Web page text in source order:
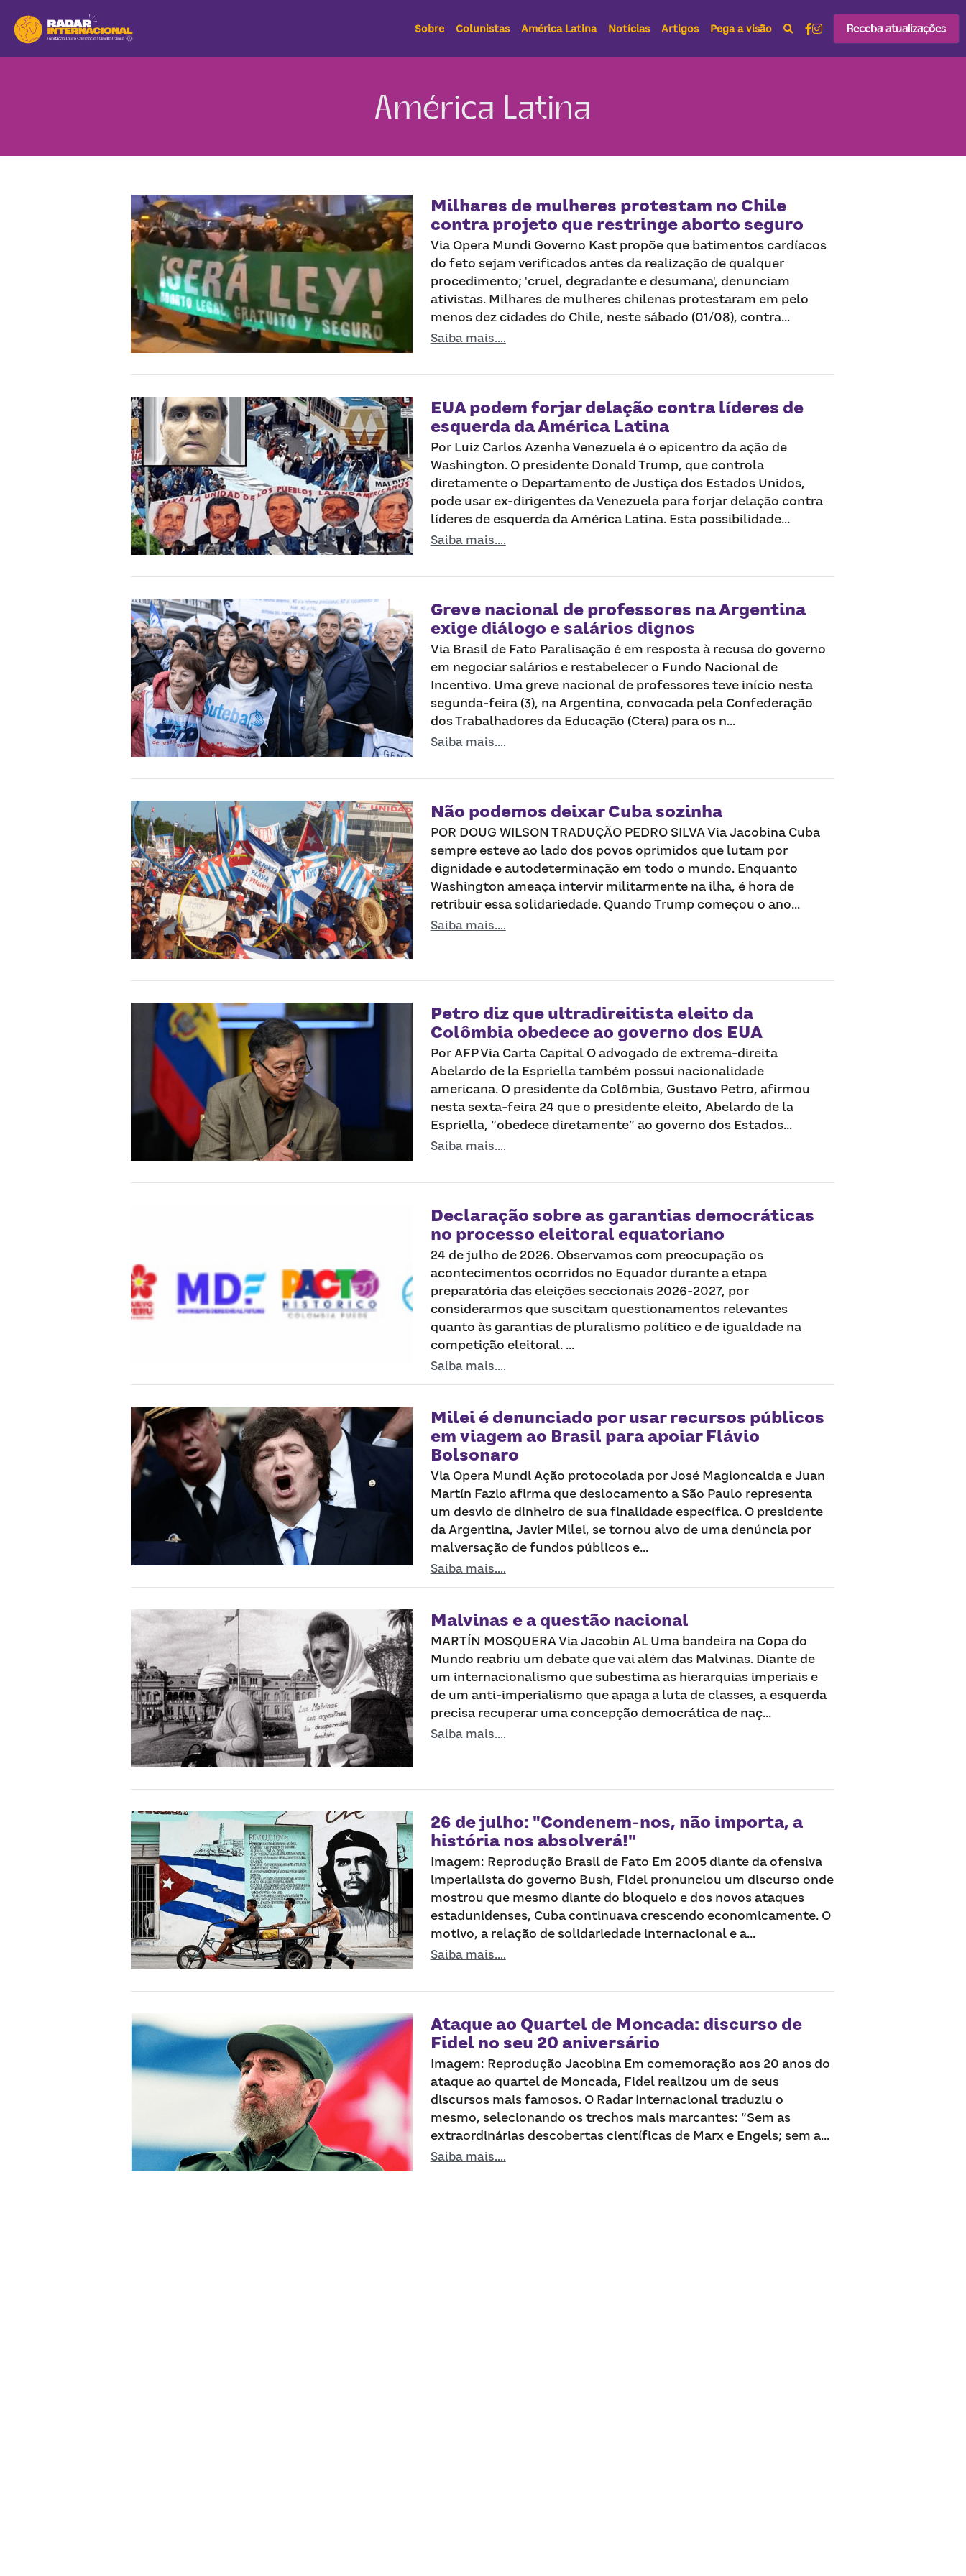
Sobre Colunistas América Latina Notícias Artigos Pega a visão Receba atualizações
América Latina
Milhares de mulheres protestam no Chile
contra projeto que restringe aborto seguro
Via Opera Mundi Governo Kast propõe que batimentos cardíacos
do feto sejam verificados antes da realização de qualquer
procedimento; 'cruel, degradante e desumana', denunciam
ativistas. Milhares de mulheres chilenas protestaram em pelo
menos dez cidades do Chile, neste sábado (01/08), contra...
Saiba mais....
EUA podem forjar delação contra líderes de
esquerda da América Latina
Por Luiz Carlos Azenha Venezuela é o epicentro da ação de
Washington. O presidente Donald Trump, que controla
diretamente o Departamento de Justiça dos Estados Unidos,
pode usar ex-dirigentes da Venezuela para forjar delação contra
líderes de esquerda da América Latina. Esta possibilidade...
Saiba mais....
Greve nacional de professores na Argentina
exige diálogo e salários dignos
Via Brasil de Fato Paralisação é em resposta à recusa do governo
em negociar salários e restabelecer o Fundo Nacional de
Incentivo. Uma greve nacional de professores teve início nesta
segunda-feira (3), na Argentina, convocada pela Confederação
dos Trabalhadores da Educação (Ctera) para os n...
Saiba mais....
Não podemos deixar Cuba sozinha
POR DOUG WILSON TRADUÇÃO PEDRO SILVA Via Jacobina Cuba
sempre esteve ao lado dos povos oprimidos que lutam por
dignidade e autodeterminação em todo o mundo. Enquanto
Washington ameaça intervir militarmente na ilha, é hora de
retribuir essa solidariedade. Quando Trump começou o ano...
Saiba mais....
Petro diz que ultradireitista eleito da
Colômbia obedece ao governo dos EUA
Por AFP Via Carta Capital O advogado de extrema-direita
Abelardo de la Espriella também possui nacionalidade
americana. O presidente da Colômbia, Gustavo Petro, afirmou
nesta sexta-feira 24 que o presidente eleito, Abelardo de la
Espriella, “obedece diretamente” ao governo dos Estados...
Saiba mais....
Declaração sobre as garantias democráticas
no processo eleitoral equatoriano
24 de julho de 2026. Observamos com preocupação os
acontecimentos ocorridos no Equador durante a etapa
preparatória das eleições seccionais 2026-2027, por
considerarmos que suscitam questionamentos relevantes
quanto às garantias de pluralismo político e de igualdade na
competição eleitoral. ...
Saiba mais....
Milei é denunciado por usar recursos públicos
em viagem ao Brasil para apoiar Flávio
Bolsonaro
Via Opera Mundi Ação protocolada por José Magioncalda e Juan
Martín Fazio afirma que deslocamento a São Paulo representa
um desvio de dinheiro de sua finalidade específica. O presidente
da Argentina, Javier Milei, se tornou alvo de uma denúncia por
malversação de fundos públicos e...
Saiba mais....
Malvinas e a questão nacional
MARTÍN MOSQUERA Via Jacobin AL Uma bandeira na Copa do
Mundo reabriu um debate que vai além das Malvinas. Diante de
um internacionalismo que subestima as hierarquias imperiais e
de um anti-imperialismo que apaga a luta de classes, a esquerda
precisa recuperar uma concepção democrática de naç...
Saiba mais....
26 de julho: "Condenem-nos, não importa, a
história nos absolverá!"
Imagem: Reprodução Brasil de Fato Em 2005 diante da ofensiva
imperialista do governo Bush, Fidel pronunciou um discurso onde
mostrou que mesmo diante do bloqueio e dos novos ataques
estadunidenses, Cuba continuava crescendo economicamente. O
motivo, a relação de solidariedade internacional e a...
Saiba mais....
Ataque ao Quartel de Moncada: discurso de
Fidel no seu 20 aniversário
Imagem: Reprodução Jacobina Em comemoração aos 20 anos do
ataque ao quartel de Moncada, Fidel realizou um de seus
discursos mais famosos. O Radar Internacional traduziu o
mesmo, selecionando os trechos mais marcantes: “Sem as
extraordinárias descobertas científicas de Marx e Engels; sem a...
Saiba mais....